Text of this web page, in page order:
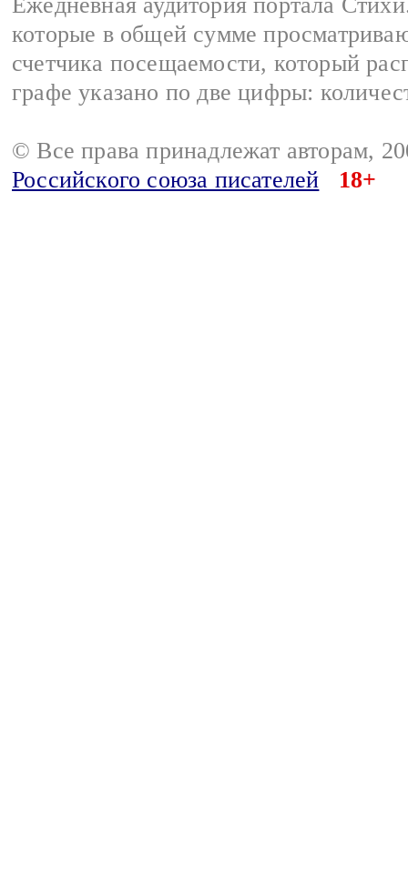
которые в общей сумме
счетчика посещаемости, который
графе указано по две цифры:
© Все права принадлежат авторам,
Российского союза писателей
18+